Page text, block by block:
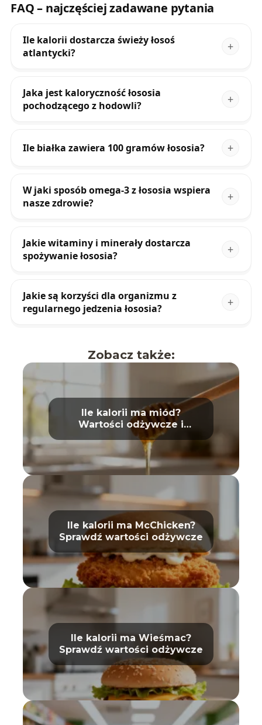
FAQ – najczęściej zadawane pytania
Ile kalorii dostarcza świeży łosoś
atlantycki?
Jaka jest kaloryczność łososia
pochodzącego z hodowli?
Ile białka zawiera 100 gramów łososia?
W jaki sposób omega-3 z łososia wspiera
nasze zdrowie?
Jakie witaminy i minerały dostarcza
spożywanie łososia?
Jakie są korzyści dla organizmu z
regularnego jedzenia łososia?
Zobacz także:
Ile kalorii ma miód?
Wartości odżywcze i
właściwości
Ile kalorii ma McChicken?
Sprawdź wartości odżywcze
Ile kalorii ma Wieśmac?
Sprawdź wartości odżywcze